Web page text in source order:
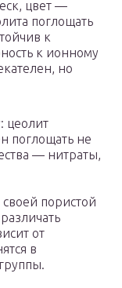
цвет —
поглощать
к
к ионному
но
цеолит
поглощать не
— нитраты,
пористой
от
в